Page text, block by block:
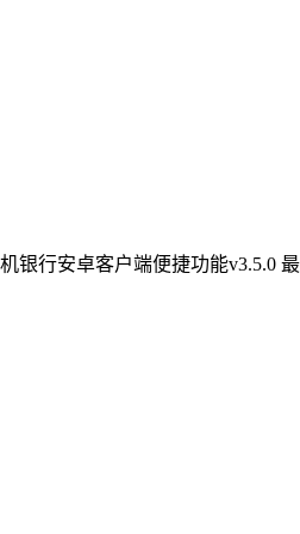
银行安卓客户端便捷功能v3.5.0